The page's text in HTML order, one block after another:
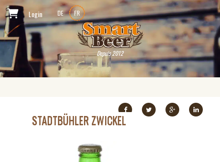
Login DE FR
Depuis 2012
STADTBÜHLER ZWICKEL